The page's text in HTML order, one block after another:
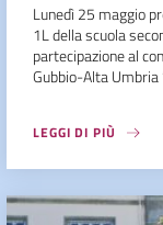
Lunedì 25 maggio
1L della scuola
partecipazione al
Gubbio-Alta
LEGGI DI PIÙ